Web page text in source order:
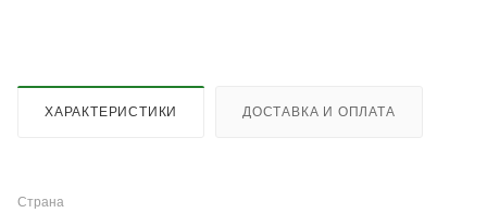
ХАРАКТЕРИСТИКИ ДОСТАВКА И ОПЛАТА
Страна